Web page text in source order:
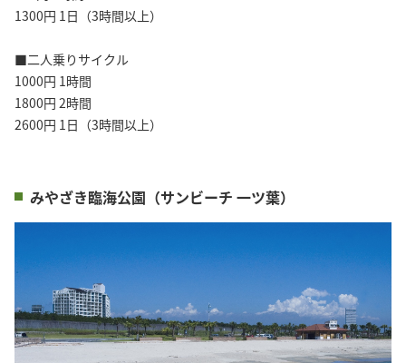
1300円 1日（3時間以上）
■二人乗りサイクル
1000円 1時間
1800円 2時間
2600円 1日（3時間以上）
みやざき臨海公園（サンビーチ 一ツ葉）